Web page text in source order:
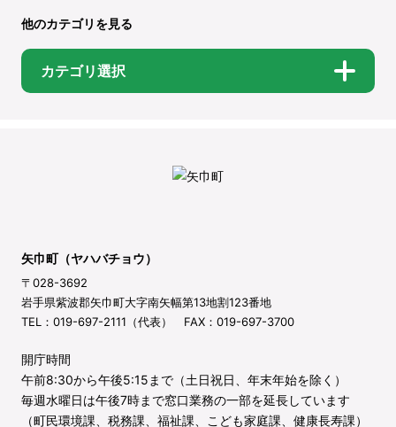
他のカテゴリを見る
カテゴリ選択
矢巾町（ヤハバチョウ）
〒028-3692
岩手県紫波郡矢巾町大字南矢幅第13地割123番地
TEL：019-697-2111（代表） FAX：019-697-3700
開庁時間
午前8:30から午後5:15まで（土日祝日、年末年始を除く）
毎週水曜日は午後7時まで窓口業務の一部を延長しています
（町民環境課、税務課、福祉課、こども家庭課、健康長寿課）